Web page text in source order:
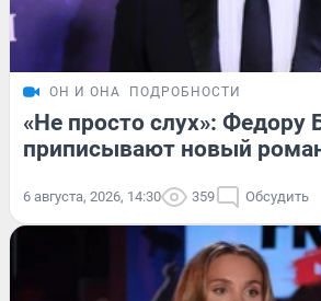
ОН И ОНА ПОДРОБНОСТИ
«Не просто слух»: Федору
приписывают новый
6 августа, 2026, 14:30 359 Обсудить